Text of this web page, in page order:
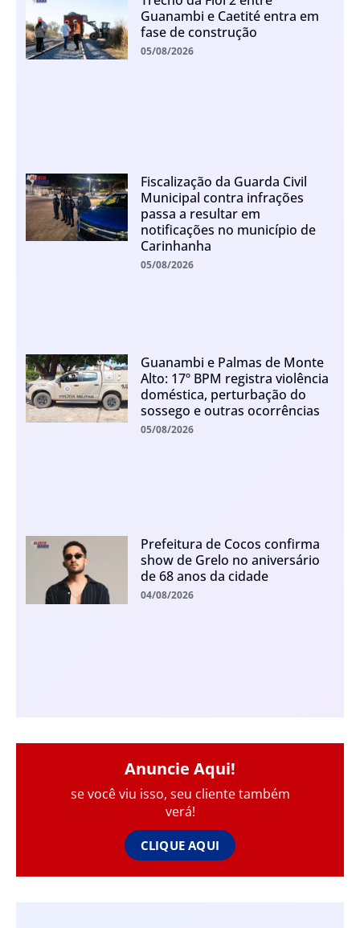
Guanambi e Caetité entra em
fase de construção
05/08/2026
Fiscalização da Guarda Civil
Municipal contra infrações
passa a resultar em
notificações no município de
Carinhanha
05/08/2026
Guanambi e Palmas de Monte
Alto: 17º BPM registra violência
doméstica, perturbação do
sossego e outras ocorrências
05/08/2026
Prefeitura de Cocos confirma
show de Grelo no aniversário
de 68 anos da cidade
04/08/2026
Anuncie Aqui!
se você viu isso, seu cliente também
verá!
CLIQUE AQUI